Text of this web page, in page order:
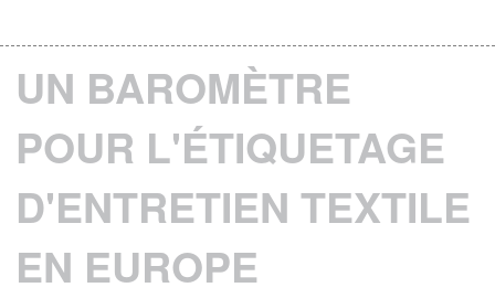
UN BAROMÈTRE
POUR L'ÉTIQUETAGE
D'ENTRETIEN TEXTILE
EN EUROPE